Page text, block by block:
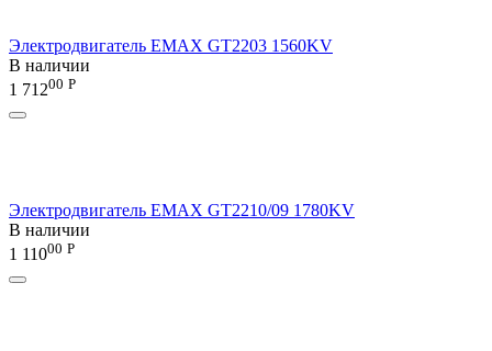
Электродвигатель EMAX GT2203 1560KV
В наличии
1 71200 Р
Электродвигатель EMAX GT2210/09 1780KV
В наличии
1 11000 Р